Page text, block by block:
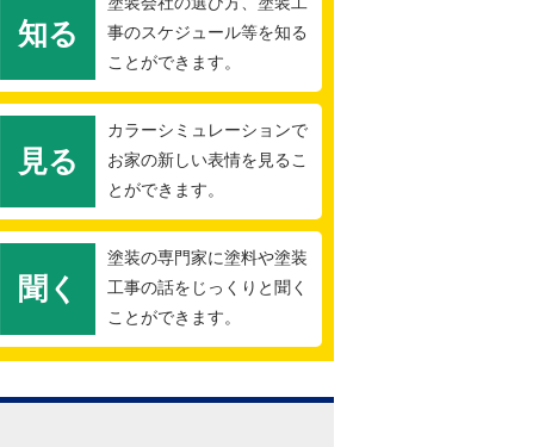
知る
事のスケジュール等を知る
ことができます。
見る
カラーシミュレーションで
お家の新しい表情を見るこ
とができます。
聞く
塗装の専門家に塗料や塗装
工事の話をじっくりと聞く
ことができます。